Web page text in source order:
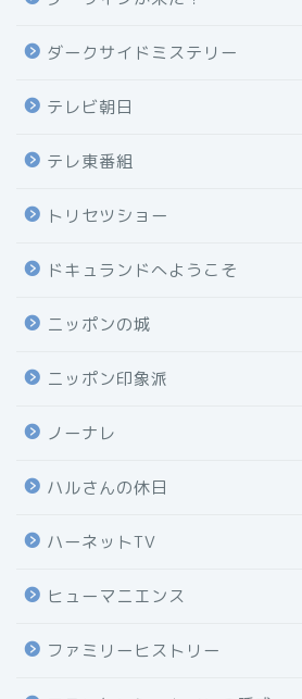
ダークサイドミステリー
テレビ朝日
テレ東番組
トリセツショー
ドキュランドへようこそ
ニッポンの城
ニッポン印象派
ノーナレ
ハルさんの休日
ハーネットTV
ヒューマニエンス
ファミリーヒストリー